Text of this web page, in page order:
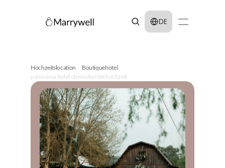
Select Language
DE
Hochzeitslocation
Boutiquehotel
panorama hotel oberuckersee hochzeit